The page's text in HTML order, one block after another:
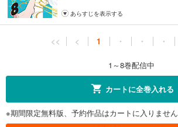
あらすじを表示する
<< < 1 ・ ・ ・
1～8巻配信中
カートに全巻入れる
※期間限定無料版、予約作品はカートに入りません